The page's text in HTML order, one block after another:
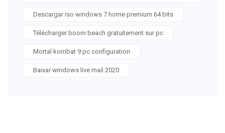
Descargar iso windows 7 home premium 64 bits
Télécharger boom beach gratuitement sur pc
Mortal kombat 9 pc configuration
Baixar windows live mail 2020